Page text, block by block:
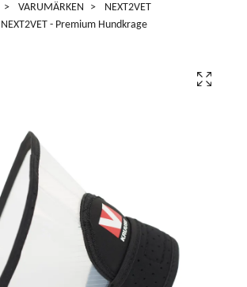
VARUMÄRKEN
NEXT2VET
NEXT2VET - Premium Hundkrage